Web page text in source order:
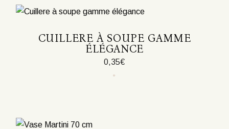
CUILLERE À SOUPE GAMME
ÉLÉGANCE
0,35€